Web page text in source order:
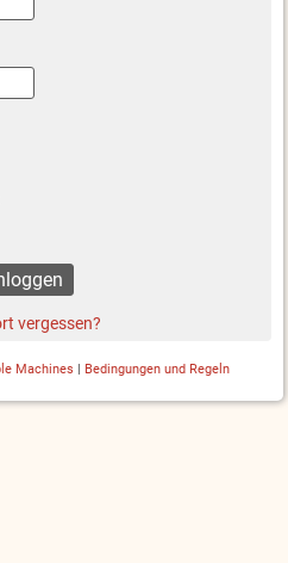
vergessen?
Machines Bedingungen und Regeln